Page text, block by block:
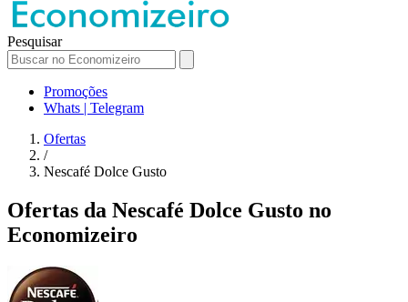
Pesquisar
Promoções
Whats | Telegram
Ofertas
/
Nescafé Dolce Gusto
Ofertas da Nescafé Dolce Gusto no
Economizeiro